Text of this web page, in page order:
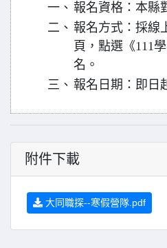
一、 報名資格：本縣
二、 報名方式：採線
頁，點選《111
名。
三、 報名日期：即日
附件下載
大同職探--寒假營隊.pdf